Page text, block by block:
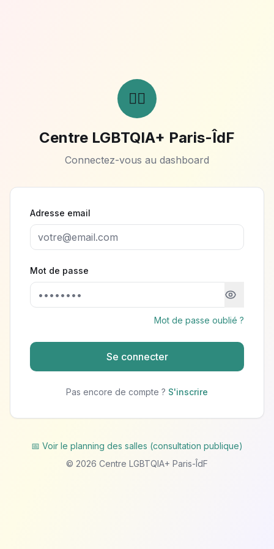
🏳️‍🌈
Centre LGBTQIA+ Paris-ÎdF
Connectez-vous au dashboard
Adresse email
Mot de passe
Mot de passe oublié ?
Se connecter
Pas encore de compte ? S'inscrire
📅 Voir le planning des salles (consultation publique)
© 2026 Centre LGBTQIA+ Paris-ÎdF